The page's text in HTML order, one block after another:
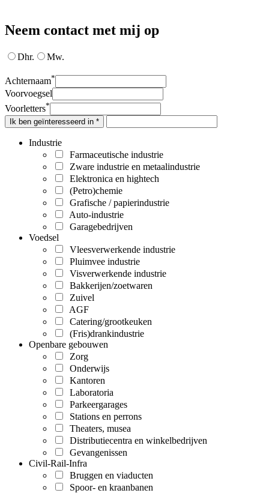
Neem contact met mij op
Dhr. Mw.
Achternaam*
Voorvoegsel
Voorletters*
Ik ben geïnteresseerd in *
Industrie
Farmaceutische industrie
Zware industrie en metaalindustrie
Elektronica en hightech
(Petro)chemie
Grafische / papierindustrie
Auto-industrie
Garagebedrijven
Voedsel
Vleesverwerkende industrie
Pluimvee industrie
Visverwerkende industrie
Bakkerijen/zoetwaren
Zuivel
AGF
Catering/grootkeuken
(Fris)drankindustrie
Openbare gebouwen
Zorg
Onderwijs
Kantoren
Laboratoria
Parkeergarages
Stations en perrons
Theaters, musea
Distributiecentra en winkelbedrijven
Gevangenissen
Civil-Rail-Infra
Bruggen en viaducten
Spoor- en kraanbanen